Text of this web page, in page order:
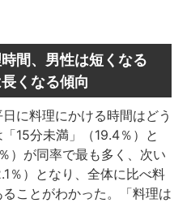
間、男性は短くなる
くなる傾向
に料理にかける時間はどう
15分未満」（19.4％）と
）が同率で最も多く、次い
％）となり、全体に比べ料
ことがわかった。「料理は